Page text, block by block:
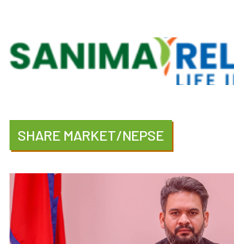
SHARE MARKET/NEPSE